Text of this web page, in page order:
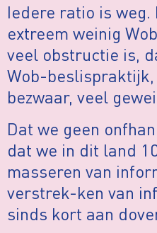
Iedere ratio is
extreem weinig
veel obstructie is,
Wob-
bezwaar, veel
Dat we geen
dat we in dit land
masseren van
verstrek-ken van
sinds kort aan